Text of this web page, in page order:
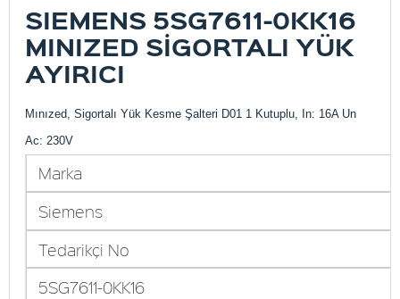
SIEMENS 5SG7611-0KK16
MINIZED SİGORTALI YÜK
AYIRICI
Mınızed, Sigortalı Yük Kesme Şalteri D01 1 Kutuplu, In: 16A Un
Ac: 230V
Marka
Siemens
Tedarikçi No
5SG7611-0KK16